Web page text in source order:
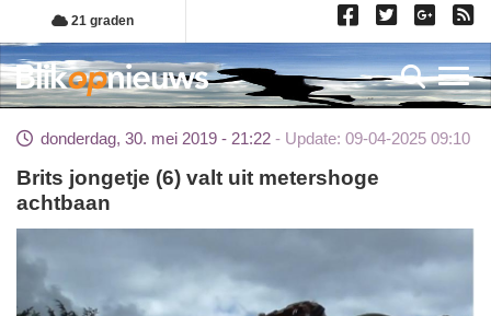
Overslaan
en
naar
de
gaan
21 graden
donderdag, 30. mei 2019 - 21:22 Update: 09-04-2025 09:10
Brits jongetje (6) valt uit metershoge
achtbaan